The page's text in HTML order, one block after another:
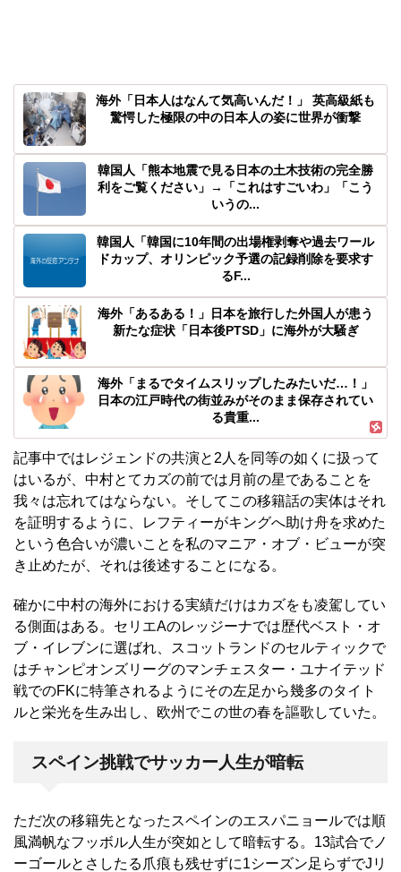
海外「日本人はなんて気高いんだ！」 英高級紙も
驚愕した極限の中の日本人の姿に世界が衝撃
韓国人「熊本地震で見る日本の土木技術の完全勝
利をご覧ください」→「これはすごいわ」「こう
いうの...
韓国人「韓国に10年間の出場権剥奪や過去ワール
ドカップ、オリンピック予選の記録削除を要求す
るF...
海外「あるある！」日本を旅行した外国人が患う
新たな症状「日本後PTSD」に海外が大騒ぎ
海外「まるでタイムスリップしたみたいだ…！」
日本の江戸時代の街並みがそのまま保存されてい
る貴重...
記事中ではレジェンドの共演と2人を同等の如くに扱って
はいるが、中村とてカズの前では月前の星であることを
我々は忘れてはならない。そしてこの移籍話の実体はそれ
を証明するように、レフティーがキングへ助け舟を求めた
という色合いが濃いことを私のマニア・オブ・ビューが突
き止めたが、それは後述することになる。
確かに中村の海外における実績だけはカズをも凌駕してい
る側面はある。セリエAのレッジーナでは歴代ベスト・オ
ブ・イレブンに選ばれ、スコットランドのセルティックで
はチャンピオンズリーグのマンチェスター・ユナイテッド
戦でのFKに特筆されるようにその左足から幾多のタイト
ルと栄光を生み出し、欧州でこの世の春を謳歌していた。
スペイン挑戦でサッカー人生が暗転
ただ次の移籍先となったスペインのエスパニョールでは順
風満帆なフッボル人生が突如として暗転する。13試合でノ
ーゴールとさしたる爪痕も残せずに1シーズン足らずでJリ